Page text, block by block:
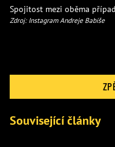
Spojitost mezi oběma
Zdroj: Instagram Andreje Babiše
Související články